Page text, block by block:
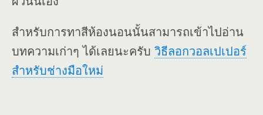
สำหรับการทาสีห้องนอนนั้นสามารถเข้าไปอ่าน
บทความเก่าๆ ได้เลยนะครับ วิธีลอกวอลเปเปอร์
สำหรับช่างมือใหม่